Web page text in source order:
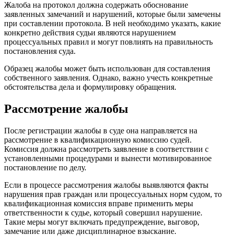
Жалоба на протокол должна содержать обоснование
заявленных замечаний и нарушений, которые были замечены
при составлении протокола. В ней необходимо указать, какие
конкретно действия судьи являются нарушением
процессуальных правил и могут повлиять на правильность
постановления суда.
Образец жалобы может быть использован для составления
собственного заявления. Однако, важно учесть конкретные
обстоятельства дела и формулировку обращения.
Рассмотрение жалобы
После регистрации жалобы в суде она направляется на
рассмотрение в квалификационную комиссию судей.
Комиссия должна рассмотреть заявление в соответствии с
установленными процедурами и вынести мотивированное
постановление по делу.
Если в процессе рассмотрения жалобы выявляются факты
нарушения прав граждан или процессуальных норм судом, то
квалификационная комиссия вправе применить меры
ответственности к судье, который совершил нарушение.
Такие меры могут включать предупреждение, выговор,
замечание или даже дисциплинарное взыскание.